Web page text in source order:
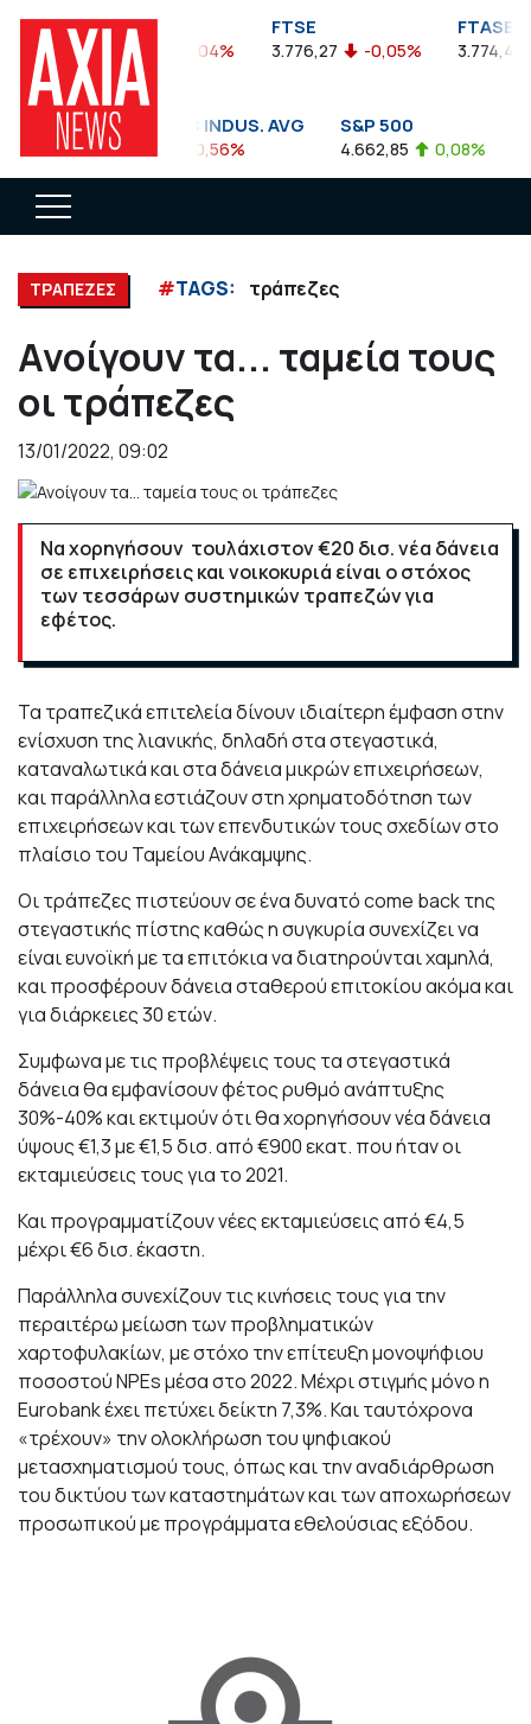
FTSEA
899,47 -0,04%
FTSE
3.776,27 -0,05%
FTASE
3.774,48
DOW JONES INDUS. AVG
35.911,81 -0,56%
S&P 500
4.662,85 0,08%
ΤΡΑΠΕΖΕΣ #TAGS: τράπεζες
Ανοίγουν τα... ταμεία τους
οι τράπεζες
13/01/2022, 09:02
Να χορηγήσουν τουλάχιστον €20 δισ. νέα δάνεια
σε επιχειρήσεις και νοικοκυριά είναι ο στόχος
των τεσσάρων συστημικών τραπεζών για
εφέτος.
Τα τραπεζικά επιτελεία δίνουν ιδιαίτερη έμφαση στην
ενίσχυση της λιανικής, δηλαδή στα στεγαστικά,
καταναλωτικά και στα δάνεια μικρών επιχειρήσεων,
και παράλληλα εστιάζουν στη χρηματοδότηση των
επιχειρήσεων και των επενδυτικών τους σχεδίων στο
πλαίσιο του Ταμείου Ανάκαμψης.
Οι τράπεζες πιστεύουν σε ένα δυνατό come back της
στεγαστικής πίστης καθώς η συγκυρία συνεχίζει να
είναι ευνοϊκή με τα επιτόκια να διατηρούνται χαμηλά,
και προσφέρουν δάνεια σταθερού επιτοκίου ακόμα και
για διάρκειες 30 ετών.
Συμφωνα με τις προβλέψεις τους τα στεγαστικά
δάνεια θα εμφανίσουν φέτος ρυθμό ανάπτυξης
30%-40% και εκτιμούν ότι θα χορηγήσουν νέα δάνεια
ύψους €1,3 με €1,5 δισ. από €900 εκατ. που ήταν οι
εκταμιεύσεις τους για το 2021.
Και προγραμματίζουν νέες εκταμιεύσεις από €4,5
μέχρι €6 δισ. έκαστη.
Παράλληλα συνεχίζουν τις κινήσεις τους για την
περαιτέρω μείωση των προβληματικών
χαρτοφυλακίων, με στόχο την επίτευξη μονοψήφιου
ποσοστού NPEs μέσα στο 2022. Μέχρι στιγμής μόνο η
Eurobank έχει πετύχει δείκτη 7,3%. Και ταυτόχρονα
«τρέχουν» την ολοκλήρωση του ψηφιακού
μετασχηματισμού τους, όπως και την αναδιάρθρωση
του δικτύου των καταστημάτων και των αποχωρήσεων
προσωπικού με προγράμματα εθελούσιας εξόδου.